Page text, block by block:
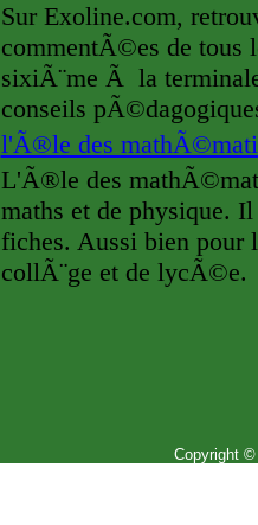
Sur Exoline.com,
commentÃ©es de tous
sixiÃ¨me Ã la
conseils
l'Ã®le des
L'Ã®le des
maths et de physique.
fiches. Aussi bien pour
collÃ¨ge et de lycÃ©e.
Copyright